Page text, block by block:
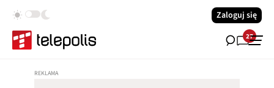
Zaloguj się
27